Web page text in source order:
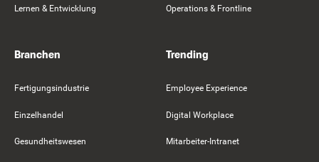
Lernen & Entwicklung Operations & Frontline
Branchen
Fertigungsindustrie
Einzelhandel
Gesundheitswesen
Trending
Employee Experience
Digital Workplace
Mitarbeiter-Intranet